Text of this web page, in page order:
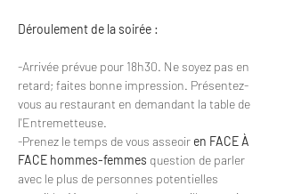
Déroulement de la soirée :
-Arrivée prévue pour 18h30. Ne soyez pas en
retard; faites bonne impression. Présentez-
vous au restaurant en demandant la table de
l'Entremetteuse.
-Prenez le temps de vous asseoir en FACE À
FACE hommes-femmes question de parler
avec le plus de personnes potentielles